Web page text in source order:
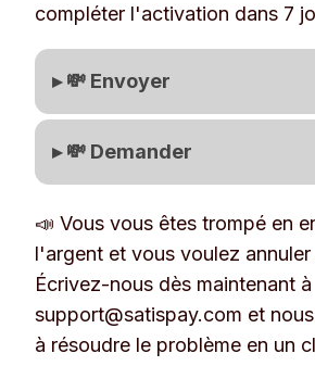
compléter l'activation dans 7
▸ 💸 Envoyer
Vous verrez l'envoi d'argent
Account-Transactions
cours" jusqu'à ce que son
actif et que la transaction
💡 Si le destinataire ne
dans le délai de 7 jours,
▸ 💸 Demander
amis pourront, une fois
ou refuser votre demande.
📣 Vous vous êtes trompé en
l'argent et vous voulez
Écrivez-nous dès maintenant à
support@satispay.com et
à résoudre le problème en un